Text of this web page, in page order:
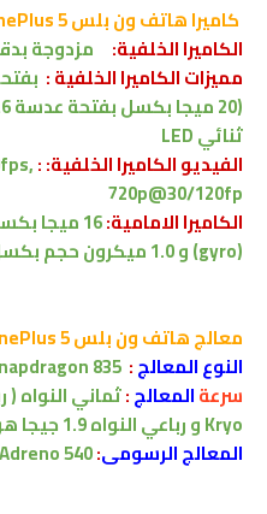
كاميراهاتف ون بلس OnePlus 5
الكاميرا الخلفية: مزدوجة بدقة 16 ميجا
مميزات الكاميرا الخلفية :
ثنائي LED
الفيديو الكاميرا الخلفية: :
720p@30/120fp
الكاميرا الامامية:16 ميجا بكسل ،
(gyro) و 1.0 ميكرون حجم بكسل و بجودة 1080p و Auto HDR
معالجهاتف ون بلس OnePlus 5
النوعالمعالج:
835
سرعةالمعالج:
Kryo و رباعي النواه 1.9 جيجا هرتز Kryo )
المعالج الرسومى:
Adreno 540